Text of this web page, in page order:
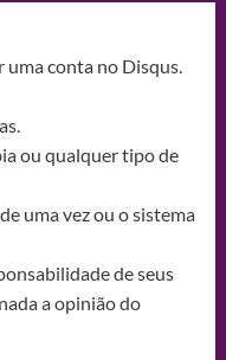
uma conta no Disqus.
ou qualquer tipo de
uma vez ou o sistema
de seus
a opinião do